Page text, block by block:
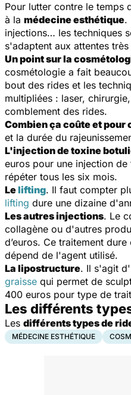
Pour lutter contre le temps
à la médecine esthétique.
injections… les techniques
s'adaptent aux attentes
Un point sur la
cosmétologie a fait
bout des rides et les
multipliées : laser,
comblement des rides.
Combien ça coûte et pour
et la durée du
L'injection de toxine
euros pour une injection
répéter tous les six mois.
Lelifting. Il faut compter
lifting dure une dizaine
Les autres injections. Le
collagène ou d'autres
d’euros. Ce traitement
dépend de l'agent utilisé.
La lipostructure. Il s'agit
graisse qui permet de
400 euros pour type de
Les différents
Les différents types de
MÉDECINE ESTHÉTIQUE